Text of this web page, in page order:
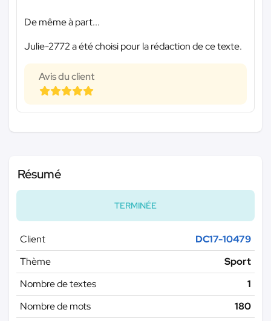
De même à part...
Julie-2772 a été choisi pour la rédaction de ce texte.
Avis du client
Résumé
TERMINÉE
Client
DC17-10479
Thème
Sport
Nombre de textes
1
Nombre de mots
180